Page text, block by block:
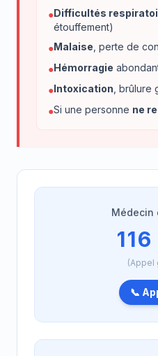
●Difficultés
étouffement)
●Malaise , perte de
●Hémorragie
●Intoxication ,
●Si une personne ne
Médecin
116
(Appel
📞